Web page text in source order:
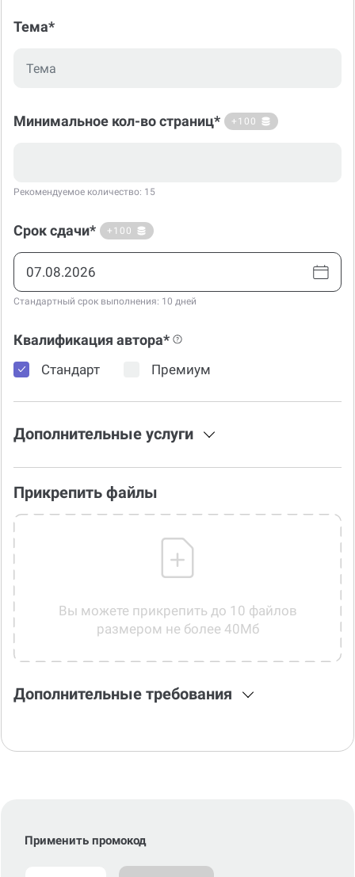
Тема*
Минимальное кол-во страниц* +100
Рекомендуемое количество: 15
Срок сдачи* +100
Стандартный срок выполнения: 10 дней
Квалификация автора*
Стандарт Премиум
Дополнительные услуги
Прикрепить файлы
Вы можете прикрепить до 10 файлов
размером не более 40Мб
Дополнительные требования
Применить промокод